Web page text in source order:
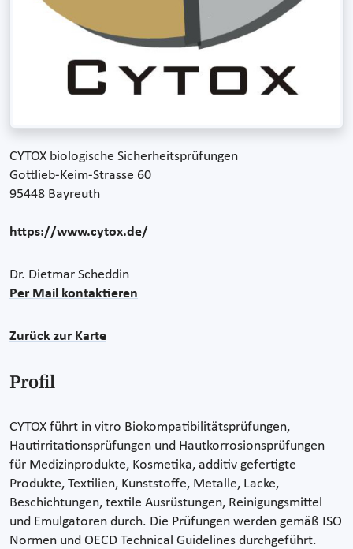
CYTOX biologische Sicherheitsprüfungen
Gottlieb-Keim-Strasse 60
95448 Bayreuth
https://www.cytox.de/
Dr. Dietmar Scheddin
Per Mail kontaktieren
Zurück zur Karte
Profil
CYTOX führt in vitro Biokompatibilitätsprüfungen,
Hautirritationsprüfungen und Hautkorrosionsprüfungen
für Medizinprodukte, Kosmetika, additiv gefertigte
Produkte, Textilien, Kunststoffe, Metalle, Lacke,
Beschichtungen, textile Ausrüstungen, Reinigungsmittel
und Emulgatoren durch. Die Prüfungen werden gemäß ISO
Normen und OECD Technical Guidelines durchgeführt.